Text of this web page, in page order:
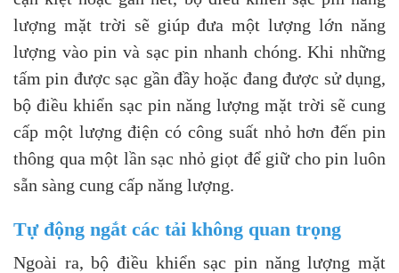
lượng mặt trời sẽ giúp đưa một lượng lớn năng
lượng vào pin và sạc pin nhanh chóng. Khi những
tấm pin được sạc gần đầy hoặc đang được sử dụng,
bộ điều khiển sạc pin năng lượng mặt trời sẽ cung
cấp một lượng điện có công suất nhỏ hơn đến pin
thông qua một lần sạc nhỏ giọt để giữ cho pin luôn
sẵn sàng cung cấp năng lượng.
Tự động ngắt các tải không quan trọng
Ngoài ra, bộ điều khiển sạc pin năng lượng mặt